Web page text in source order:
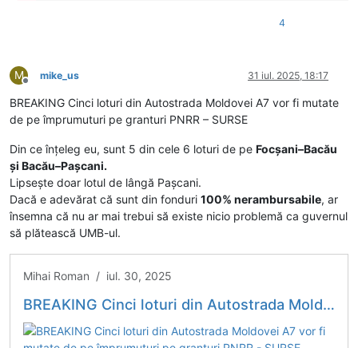
4
M
Deconectat
mike_us 31 iul. 2025, 18:17
BREAKING Cinci loturi din Autostrada Moldovei A7 vor fi mutate
de pe împrumuturi pe granturi PNRR – SURSE
Din ce înțeleg eu, sunt 5 din cele 6 loturi de pe Focșani–Bacău
și Bacău–Pașcani.
Lipsește doar lotul de lângă Pașcani.
Dacă e adevărat că sunt din fonduri 100% nerambursabile, ar
însemna că nu ar mai trebui să existe nicio problemă ca guvernul
să plătească UMB-ul.
Mihai Roman / iul. 30, 2025
BREAKING Cinci loturi din Autostrada Moldovei A7 vor fi mutate de pe împrumuturi pe granturi PNRR - SURSE